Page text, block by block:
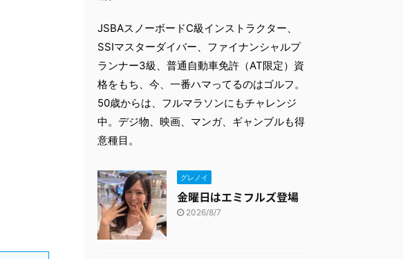
JSBAスノーボードC級インストラクター、
SSIマスターダイバー、ファイナンシャルプ
ランナー3級、普通自動車免許（AT限定）資
格をもち、今、一番ハマってるのはゴルフ。
50歳からは、フルマラソンにもチャレンジ
中。デジ物、映画、マンガ、ギャンブルも得
意種目。
グレノイ
金曜日はエミフルズ登場
2026/8/7